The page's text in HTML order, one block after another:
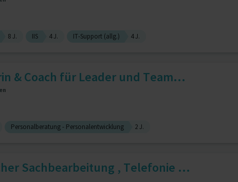
8 J. IIS 4 J. IT-Support (allg.) 4 J.
& Coach für Leader und Team...
Personalberatung - Personalentwicklung 2 J.
Sachbearbeitung , Telefonie ...